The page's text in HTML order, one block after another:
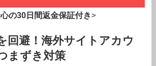
の30日間返金保証付き>
回避！海外サイトアカウ
まずき対策